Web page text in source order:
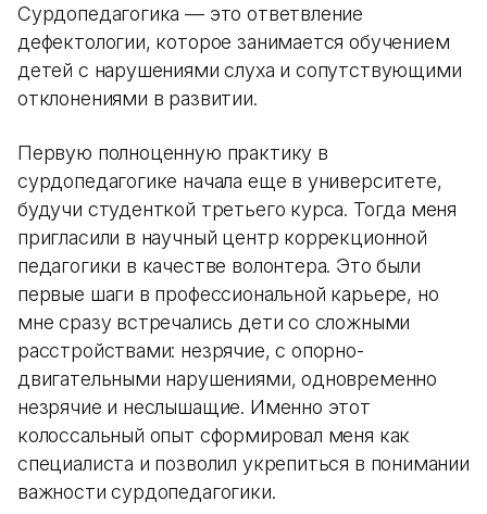
Сурдопедагогика — это ответвление
дефектологии, которое занимается обучением
детей с нарушениями слуха и сопутствующими
отклонениями в развитии.
Первую полноценную практику в
сурдопедагогике начала еще в университете,
будучи студенткой третьего курса. Тогда меня
пригласили в научный центр коррекционной
педагогики в качестве волонтера. Это были
первые шаги в профессиональной карьере, но
мне сразу встречались дети со сложными
расстройствами: незрячие, с опорно-
двигательными нарушениями, одновременно
незрячие и неслышащие. Именно этот
колоссальный опыт сформировал меня как
специалиста и позволил укрепиться в понимании
важности сурдопедагогики.